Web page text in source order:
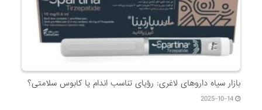
بازار سیاه داروهای لاغری: رؤیای تناسب اندام یا کابوس سلامتی؟
2025-10-14